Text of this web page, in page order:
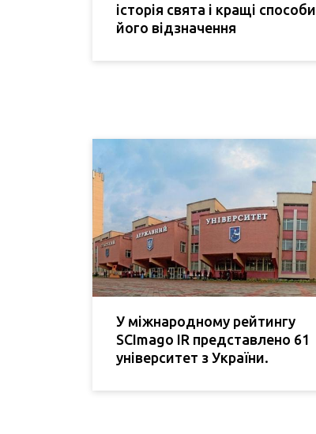
історія свята і кращі способи
його відзначення
У міжнародному рейтингу
SCImago IR представлено 61
університет з України.